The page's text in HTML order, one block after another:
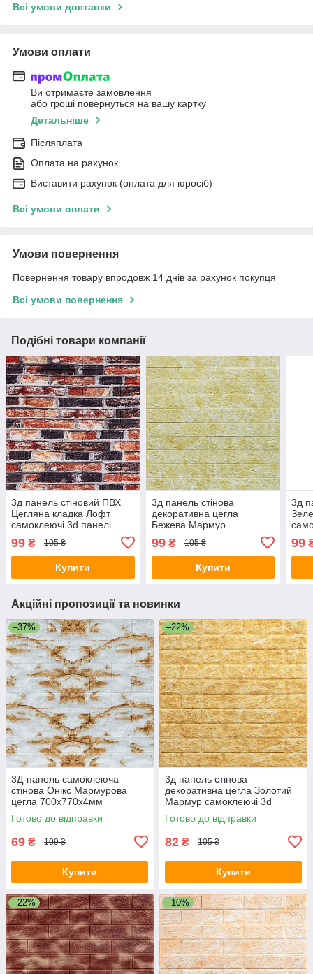
Всі умови доставки
Умови оплати
Ви отримаєте замовлення
або гроші повернуться на вашу картку
Детальніше
Післяплата
Оплата на рахунок
Виставити рахунок (оплата для юросіб)
Всі умови оплати
Умови повернення
Повернення товару впродовж 14 днів за рахунок покупця
Всі умови повернення
Подібні товари компанії
3д панель стіновий ПВХ
Цегляна кладка Лофт
самоклеючі 3d панелі
700x770x5мм (48) SW-
00000027
99 ₴ 105 ₴
Купити
3д панель стінова
декоративна цегла
Бежева Мармур
самоклеючі 3d панелі для
стін 700x770x5 мм (62)
SW-00000032
99₴ 105 ₴
Купити
3д
99
Акційні пропозиції та новинки
–37%
3Д-панель самоклеюча
стінова Онікс Мармурова
цегла 700х770х4мм
декоративна для стін ПВХ
SW-00001963
Готово до відправки
69 ₴ 109 ₴
Купити
–22%
3д панель стінова
декоративна цегла Золотий
Мармур самоклеючі 3d
панелі для стін 700x770x5
мм (68) SW-00000168
Готово до відправки
82 ₴ 105 ₴
Купити
–22% –10%